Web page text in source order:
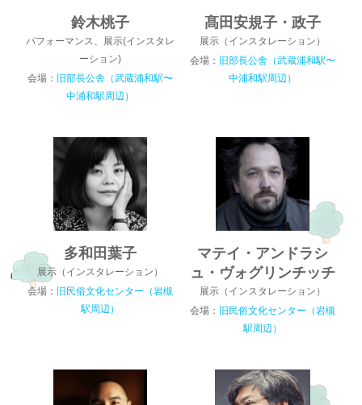
鈴木桃子
パフォーマンス、展示(インスタレ
ーション)
会場：
旧部長公舎（武蔵浦和駅〜
中浦和駅周辺）
髙田安規子・政子
展示（インスタレーション）
会場：
旧部長公舎（武蔵浦和駅〜
中浦和駅周辺）
多和田葉子
展示（インスタレーション）
会場：
旧民俗文化センター（岩槻
駅周辺）
マテイ・アンドラシ
ュ・ヴォグリンチッチ
展示（インスタレーション）
会場：
旧民俗文化センター（岩槻
駅周辺）